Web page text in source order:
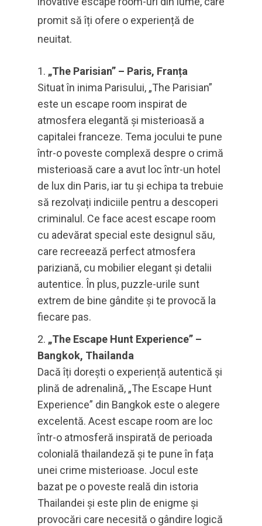
promit să îți ofere o experiență de
neuitat.
„The Parisian” – Paris, Franța
Situat în inima Parisului, „The Parisian”
este un escape room inspirat de
atmosfera elegantă și misterioasă a
capitalei franceze. Tema jocului te pune
într-o poveste complexă despre o crimă
misterioasă care a avut loc într-un hotel
de lux din Paris, iar tu și echipa ta trebuie
să rezolvați indiciile pentru a descoperi
criminalul. Ce face acest escape room
cu adevărat special este designul său,
care recreează perfect atmosfera
pariziană, cu mobilier elegant și detalii
autentice. În plus, puzzle-urile sunt
extrem de bine gândite și te provocă la
fiecare pas.
„The Escape Hunt Experience” –
Bangkok, Thailanda
Dacă îți dorești o experiență autentică și
plină de adrenalină, „The Escape Hunt
Experience” din Bangkok este o alegere
excelentă. Acest escape room are loc
într-o atmosferă inspirată de perioada
colonială thailandeză și te pune în fața
unei crime misterioase. Jocul este
bazat pe o poveste reală din istoria
Thailandei și este plin de enigme și
provocări care necesită o gândire logică